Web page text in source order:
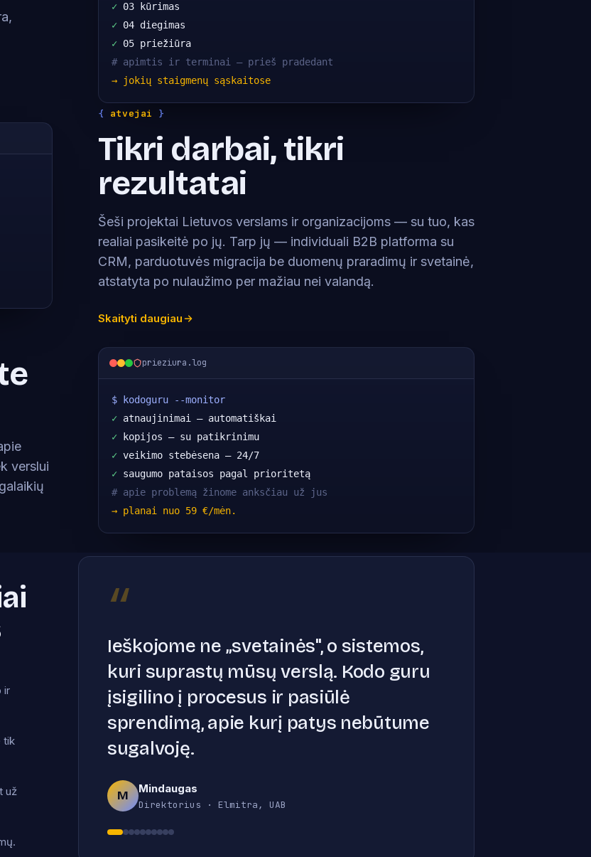
✓ 03 kūrimas
✓ 04 diegimas
✓ 05 priežiūra
# apimtis ir terminai — prieš pradedant
→ jokių staigmenų sąskaitose
{ atvejai }
Tikri darbai, tikri
rezultatai
Šeši projektai Lietuvos verslams ir organizacijoms — su tuo, kas
realiai pasikeitė po jų. Tarp jų — individuali B2B platforma su
CRM, parduotuvės migracija be duomenų praradimų ir svetainė,
atstatyta po nulaužimo per mažiau nei valandą.
Skaityti daugiau
verslui
prieziura.log
$ kodoguru --monitor
✓ atnaujinimai — automatiškai
✓ kopijos — su patikrinimu
✓ veikimo stebėsena — 24/7
✓ saugumo pataisos pagal prioritetą
# apie problemą žinome anksčiau už jus
→ planai nuo 59 €/mėn.
ir
tik
už
“
Ieškojome ne „svetainės", o sistemos,
kuri suprastų mūsų verslą. Kodo guru
įsigilino į procesus ir pasiūlė
sprendimą, apie kurį patys nebūtume
sugalvoję.
M Mindaugas
Direktorius · Elmitra, UAB